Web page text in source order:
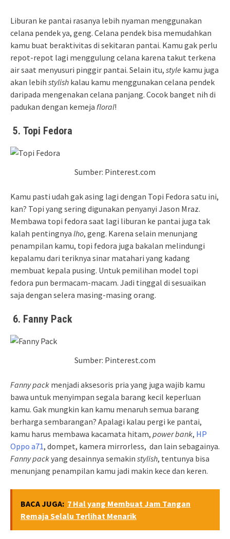
Liburan ke pantai rasanya lebih nyaman menggunakan
celana pendek ya, geng. Celana pendek bisa memudahkan
kamu buat beraktivitas di sekitaran pantai. Kamu gak perlu
repot-repot lagi menggulung celana karena takut terkena
air saat menyusuri pinggir pantai. Selain itu, style kamu juga
akan lebih stylish kalau kamu menggunakan celana pendek
daripada mengenakan celana panjang. Cocok banget nih di
padukan dengan kemeja floral!
5. Topi Fedora
Sumber: Pinterest.com
Kamu pasti udah gak asing lagi dengan Topi Fedora satu ini,
kan? Topi yang sering digunakan penyanyi Jason Mraz.
Membawa topi fedora saat lagi liburan ke pantai juga tak
kalah pentingnya lho, geng. Karena selain menunjang
penampilan kamu, topi fedora juga bakalan melindungi
kepalamu dari teriknya sinar matahari yang kadang
membuat kepala pusing. Untuk pemilihan model topi
fedora pun bermacam-macam. Jadi tinggal di sesuaikan
saja dengan selera masing-masing orang.
6. Fanny Pack
Sumber: Pinterest.com
Fanny pack menjadi aksesoris pria yang juga wajib kamu
bawa untuk menyimpan segala barang kecil keperluan
kamu. Gak mungkin kan kamu menaruh semua barang
berharga sembarangan? Apalagi kalau pergi ke pantai,
kamu harus membawa kacamata hitam, power bank, HP
Oppo a71, dompet, kamera mirrorless, dan lain sebagainya.
Fanny packyang desainnya semakin stylish, tentunya bisa
menunjang penampilan kamu jadi makin kece dan keren.
BACA JUGA: 7 Hal yang Membuat Jam Tangan
Remaja Selalu Terlihat Menarik